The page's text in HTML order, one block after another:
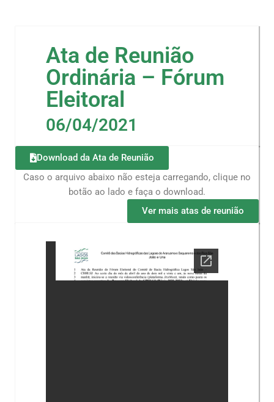
Ata de Reunião
Ordinária – Fórum
Eleitoral
06/04/2021
Download da Ata de Reunião
Caso o arquivo abaixo não esteja carregando, clique no
botão ao lado e faça o download.
Ver mais atas de reunião